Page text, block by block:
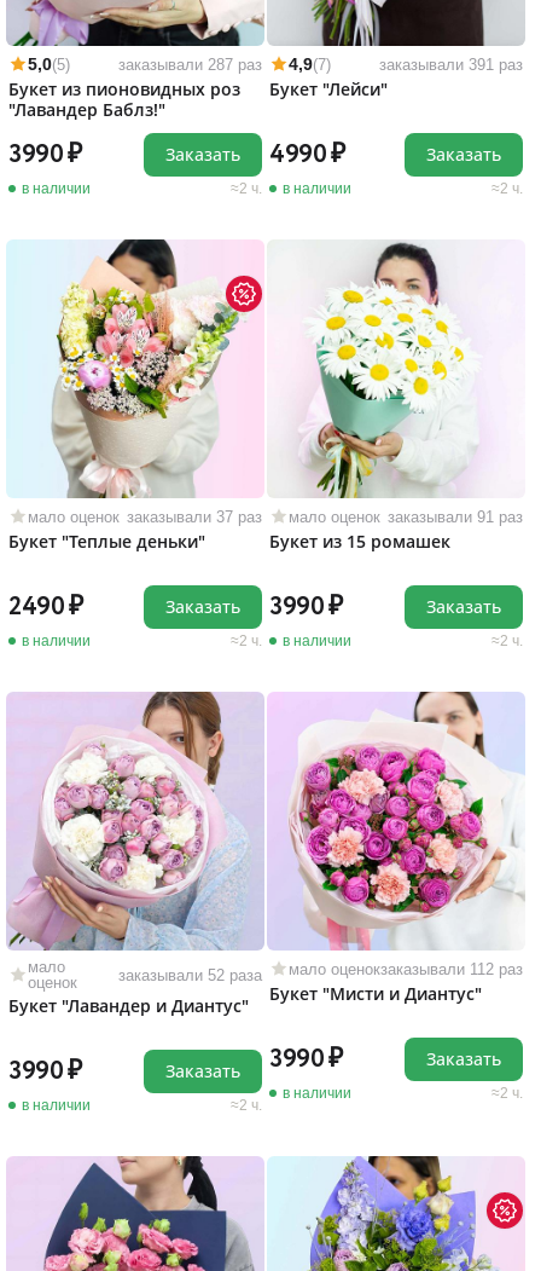
5,0(5) заказывали 287 раз
Букет из пионовидных роз
"Лавандер Баблз!"
3990
в наличии 2 ч.
Заказать
4,9(7) заказывали 391 раз
Букет "Лейси"
4990
в наличии 2 ч.
Заказать
мало оценок заказывали 37 раз
Букет "Теплые деньки"
2490
в наличии 2 ч.
Заказать
мало оценок заказывали 91 раз
Букет из 15 ромашек
3990
в наличии 2 ч.
Заказать
мало
оценок
заказывали 52 раза
Букет "Лавандер и Диантус"
3990
в наличии 2 ч.
Заказать
мало оценокзаказывали 112 раз
Букет "Мисти и Диантус"
3990
в наличии 2 ч.
Заказать